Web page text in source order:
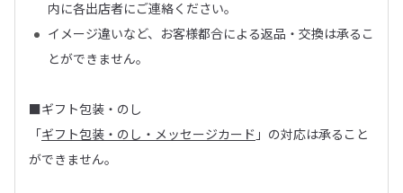
内に各出店者にご連絡ください。
イメージ違いなど、お客様都合による返品・交換は承るこ
とができません。
■ギフト包装・のし
「ギフト包装・のし・メッセージカード 」の対応は承ること
ができません。